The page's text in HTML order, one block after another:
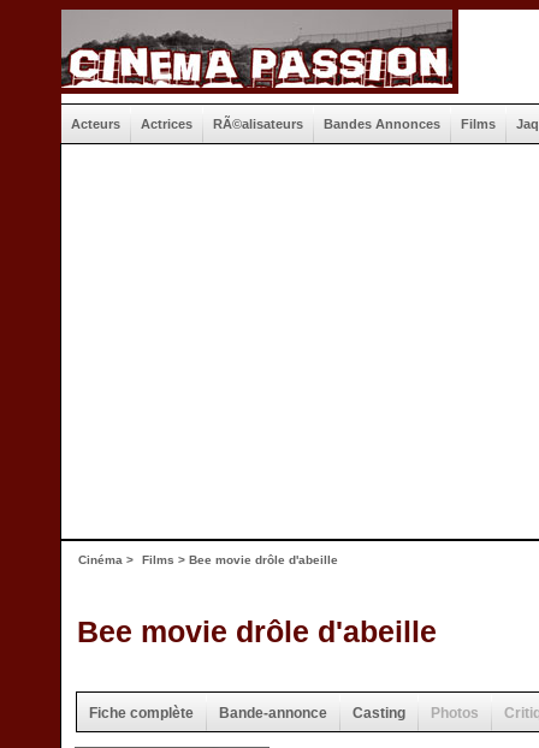
Acteurs Actrices RÃ©alisateurs Bandes Annonces Films
Cinéma > Films > Bee movie drôle d'abeille
Bee movie drôle d'abeille
Fiche complète Bande-annonce Casting Photos